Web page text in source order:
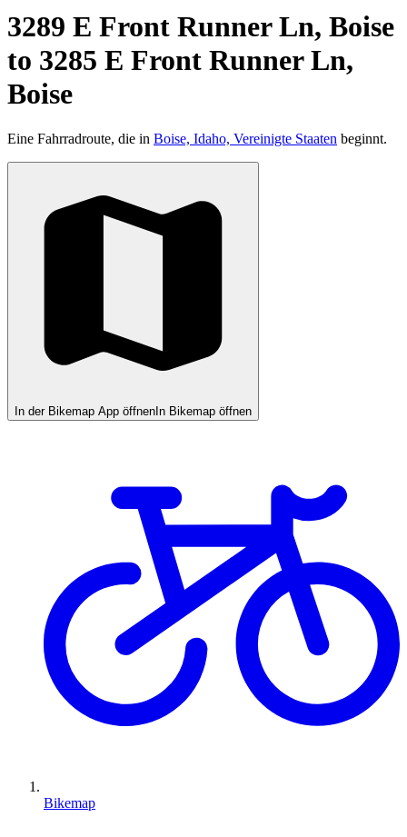
3289 E Front Runner Ln, Boise
to 3285 E Front Runner Ln,
Boise
Eine Fahrradroute, die in Boise, Idaho, Vereinigte Staaten beginnt.
In der Bikemap App öffnen In Bikemap öffnen
Bikemap